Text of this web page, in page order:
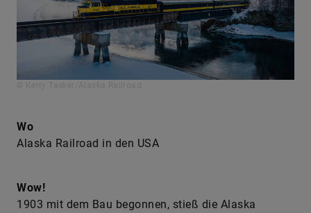
Wo
Alaska Railroad in den USA
Wow!
1903 mit dem Bau begonnen, stieß die Alaska